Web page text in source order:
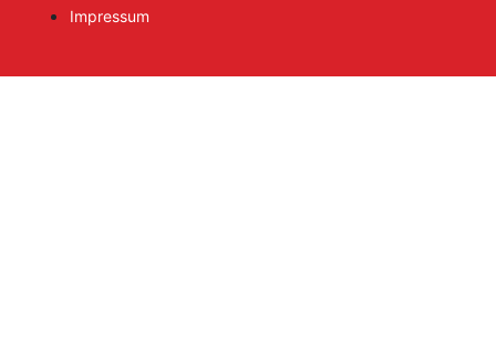
Impressum